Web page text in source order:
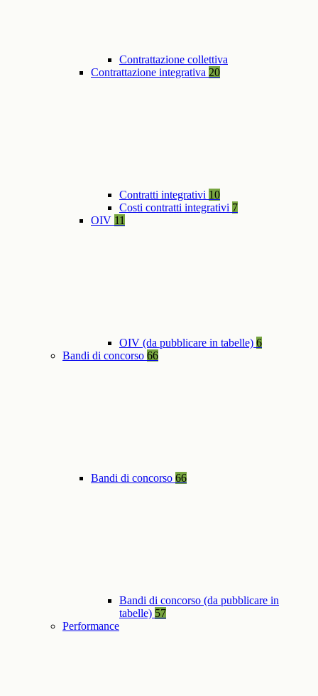
Contrattazione collettiva
Contrattazione integrativa 20
Contratti integrativi 10
Costi contratti integrativi 7
OIV 11
OIV (da pubblicare in tabelle) 6
Bandi di concorso 66
Bandi di concorso 66
Bandi di concorso (da pubblicare in
tabelle) 57
Performance